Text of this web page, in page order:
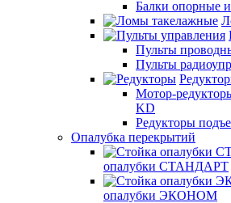
Балки опорные
Пульты
Пульты
Мотор-
KD
Редукторы
Опалубка перекрытий
опалубки СТАНДАРТ
опалубки ЭКОНОМ